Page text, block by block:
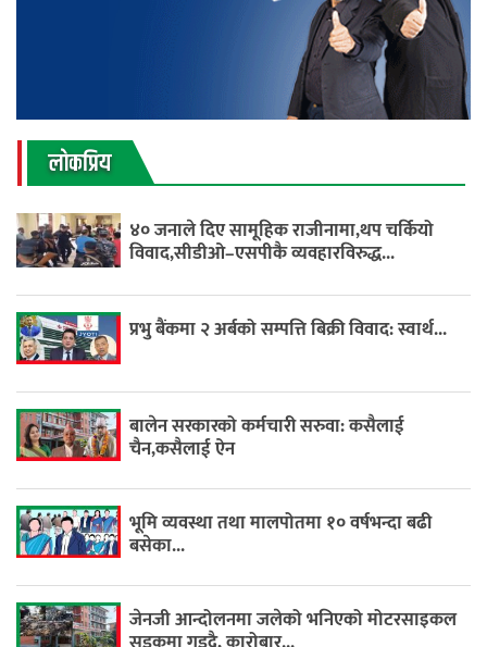
लाेकप्रिय
४० जनाले दिए सामूहिक राजीनामा,थप चर्कियो
विवाद,सीडीओ–एसपीकै व्यवहारविरुद्ध...
प्रभु बैंकमा २ अर्बको सम्पत्ति बिक्री विवाद: स्वार्थ...
बालेन सरकारको कर्मचारी सरुवा: कसैलाई
चैन,कसैलाई ऐन
भूमि व्यवस्था तथा मालपोतमा १० वर्षभन्दा बढी
बसेका...
जेनजी आन्दोलनमा जलेको भनिएको मोटरसाइकल